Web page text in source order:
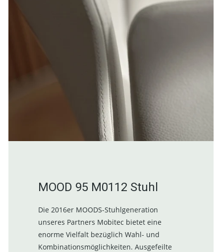
MOOD 95 M0112 Stuhl
Die 2016er MOODS-Stuhlgeneration
unseres Partners Mobitec bietet eine
enorme Vielfalt bezüglich Wahl- und
Kombinationsmöglichkeiten. Ausgefeilte